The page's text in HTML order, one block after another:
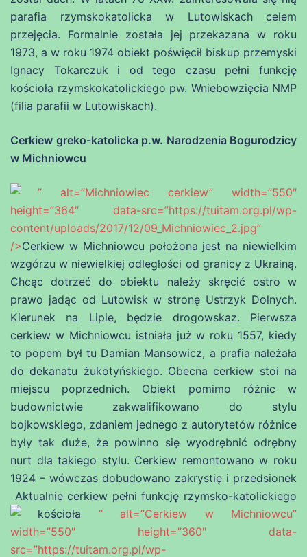
parafia rzymskokatolicka w Lutowiskach celem
przejęcia. Formalnie została jej przekazana w roku
1973, a w roku 1974 obiekt poświęcił biskup przemyski
Ignacy Tokarczuk i od tego czasu pełni funkcję
kościoła rzymskokatolickiego pw. Wniebowzięcia NMP
(filia parafii w Lutowiskach).
Cerkiew greko-katolicka p.w. Narodzenia Bogurodzicy
w Michniowcu
” alt=”Michniowiec cerkiew” width=”550″
height=”364″ data-src=”https://tuitam.org.pl/wp-
content/uploads/2017/12/09_Michniowiec_2.jpg”
/>Cerkiew w Michniowcu położona jest na niewielkim
wzgórzu w niewielkiej odległości od granicy z Ukrainą.
Chcąc dotrzeć do obiektu należy skręcić ostro w
prawo jadąc od Lutowisk w stronę Ustrzyk Dolnych.
Kierunek na Lipie, będzie drogowskaz. Pierwsza
cerkiew w Michniowcu istniała już w roku 1557, kiedy
to popem był tu Damian Mansowicz, a prafia należała
do dekanatu żukotyńskiego. Obecna cerkiew stoi na
miejscu poprzednich. Obiekt pomimo różnic w
budownictwie zakwalifikowano do stylu
bojkowskiego, zdaniem jednego z autorytetów różnice
były tak duże, że powinno się wyodrębnić odrębny
nurt dla takiego stylu. Cerkiew remontowano w roku
1924 – wówczas dobudowano zakrystię i przedsionek
Aktualnie cerkiew pełni funkcję rzymsko-katolickiego
kościoła ” alt=”Cerkiew w Michniowcu”
width=”550″ height=”360″ data-
src=”https://tuitam.org.pl/wp-